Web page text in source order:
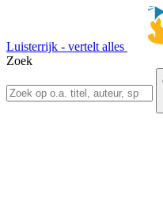
Luisterrijk - vertelt alles
Zoek